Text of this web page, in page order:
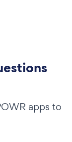
apps to